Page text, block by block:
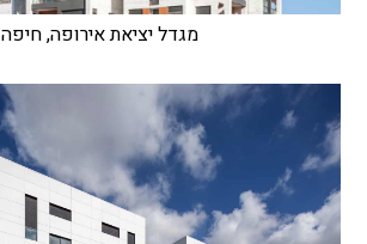
מגדל יציאת אירופה, חיפה